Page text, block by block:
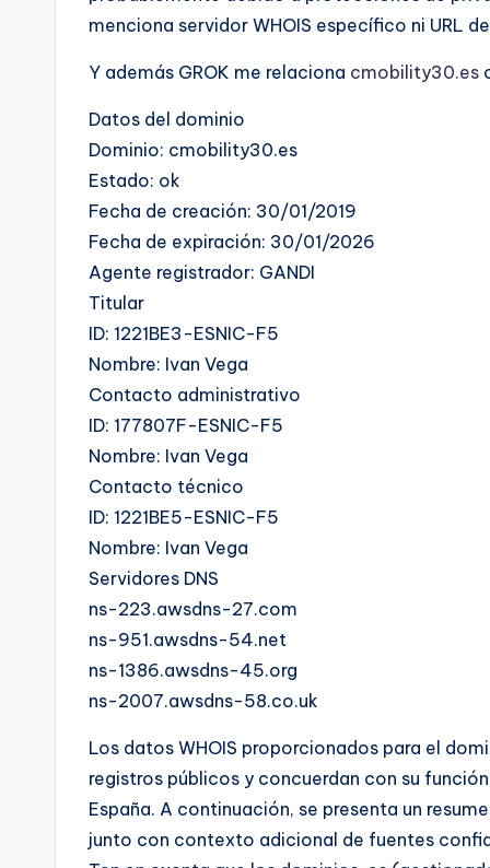
menciona servidor WHOIS específico ni URL
Y además GROK me relaciona cmobility30.es
Datos del dominio
Dominio: cmobility30.es
Estado: ok
Fecha de creación: 30/01/2019
Fecha de expiración: 30/01/2026
Agente registrador: GANDI
Titular
ID: 1221BE3-ESNIC-F5
Nombre: Ivan Vega
Contacto administrativo
ID: 177807F-ESNIC-F5
Nombre: Ivan Vega
Contacto técnico
ID: 1221BE5-ESNIC-F5
Nombre: Ivan Vega
Servidores DNS
ns-223.awsdns-27.com
ns-951.awsdns-54.net
ns-1386.awsdns-45.org
ns-2007.awsdns-58.co.uk
Los datos WHOIS proporcionados para el
registros públicos y concuerdan con su
España. A continuación, se presenta un
junto con contexto adicional de fuentes